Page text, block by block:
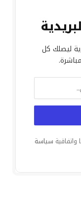
ليصلك كل
سياسة